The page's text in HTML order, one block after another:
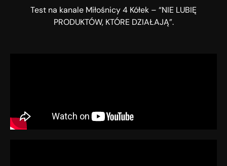
Test na kanale Miłośnicy 4 Kółek – “NIE LUBIĘ
PRODUKTÓW, KTÓRE DZIAŁAJĄ”.